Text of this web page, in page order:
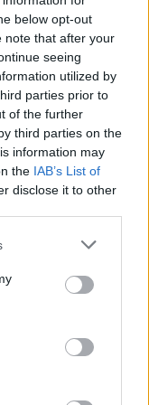
below opt-out
note that after your
seeing
utilized by
parties prior to
of the further
third parties on the
information may
the IAB’s List of
disclose it to other
in Zürich. Ich
– was
zum
Denn wer neidet,
jemand anderes
Plein besetzt eine
umstrittensten
Wie
der hippsten
ich zusammen